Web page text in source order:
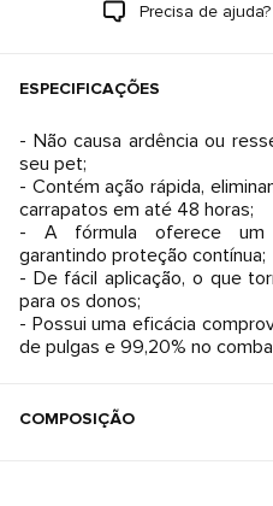
Precisa de ajuda?
ESPECIFICAÇÕES
- Não causa ardência ou
seu pet;
- Contém ação rápida,
carrapatos em até 48 horas;
- A fórmula oferece um
garantindo proteção contínua;
- De fácil aplicação, o que
para os donos;
- Possui uma eficácia
COMPOSIÇÃO